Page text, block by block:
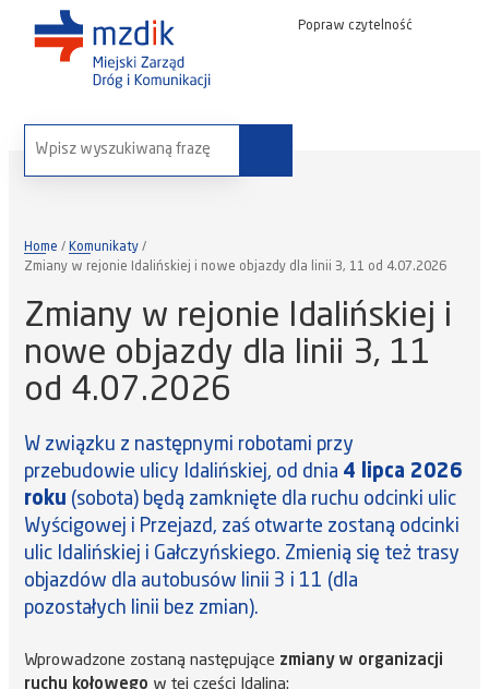
Popraw czytelność
wyszukaj na stronie:
Home
Komunikaty
Zmiany w rejonie Idalińskiej i nowe objazdy dla linii 3, 11 od 4.07.2026
Zmiany w rejonie Idalińskiej i
nowe objazdy dla linii 3, 11
od 4.07.2026
W związku z następnymi robotami przy
przebudowie ulicy Idalińskiej, od dnia 4 lipca 2026
roku (sobota) będą zamknięte dla ruchu odcinki ulic
Wyścigowej i Przejazd, zaś otwarte zostaną odcinki
ulic Idalińskiej i Gałczyńskiego. Zmienią się też trasy
objazdów dla autobusów linii 3 i 11 (dla
pozostałych linii bez zmian).
Wprowadzone zostaną następujące zmiany w organizacji
ruchu kołowego w tej części Idalina: